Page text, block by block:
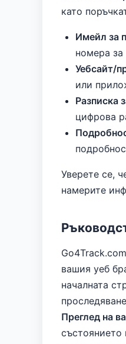
като
Имейл за
номера за
Уебсайт/
или
Разписка
цифрова
Уверете се,
намерите
вашия уеб
началната
Преглед на
състоянието